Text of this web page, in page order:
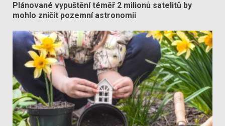
Plánované vypuštění téměř 2 milionů satelitů by
mohlo zničit pozemní astronomii